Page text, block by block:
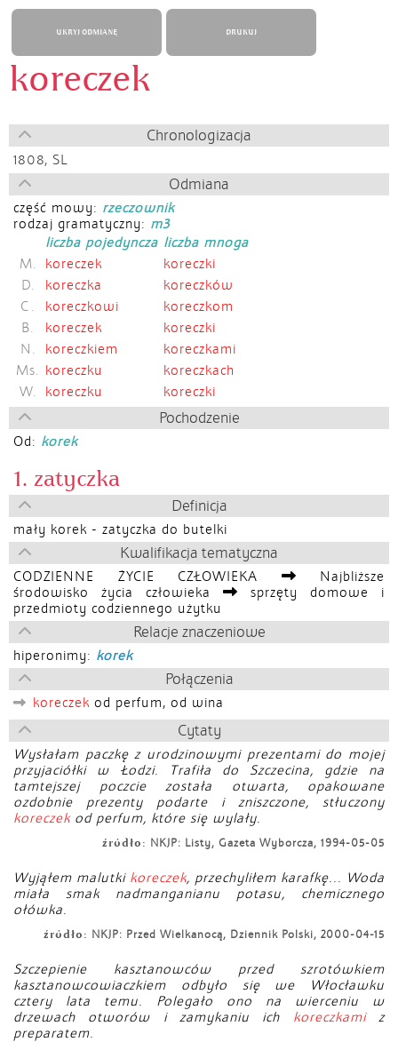
UKRYJ ODMIANĘ DRUKUJ
koreczek
Chronologizacja
1808, SL
Odmiana
część mowy: rzeczownik
rodzaj gramatyczny: m3
liczba pojedyncza liczba mnoga
M.
koreczek
koreczki
D.
koreczka
koreczków
C.
koreczkowi
koreczkom
B.
koreczek
koreczki
N.
koreczkiem
koreczkami
Ms. koreczku
koreczkach
W.
koreczku koreczki
Pochodzenie
Od: korek
1. zatyczka
Definicja
mały korek - zatyczka do butelki
Kwalifikacja tematyczna
CODZIENNE ŻYCIE CZŁOWIEKA
Najbliższe
środowisko życia człowieka
sprzęty domowe i
przedmioty codziennego użytku
Relacje znaczeniowe
hiperonimy: korek
Połączenia
koreczek od perfum, od wina
Cytaty
Wysłałam paczkę z urodzinowymi prezentami do mojej
przyjaciółki w Łodzi. Trafiła do Szczecina, gdzie na
tamtejszej poczcie została otwarta, opakowane
ozdobnie prezenty podarte i zniszczone, stłuczony
koreczekod perfum, które się wylały.
źródło: NKJP: Listy, Gazeta Wyborcza, 1994-05-05
Wyjąłem malutki koreczek, przechyliłem karafkę... Woda
miała smak nadmanganianu potasu, chemicznego
ołówka.
źródło: NKJP: Przed Wielkanocą, Dziennik Polski, 2000-04-15
Szczepienie kasztanowców przed szrotówkiem
kasztanowcowiaczkiem odbyło się we Włocławku
cztery lata temu. Polegało ono na wierceniu w
drzewach otworów i zamykaniu ich koreczkamiz
preparatem.